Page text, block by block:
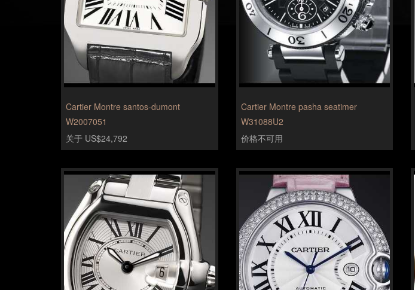
Cartier Montre santos-dumont
W2007051
关于 US$24,792
Cartier Montre pasha seatimer
W31088U2
价格不可用